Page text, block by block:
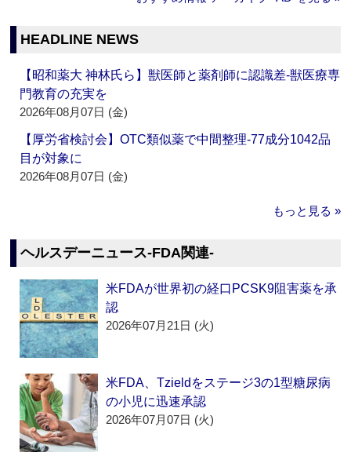
HEADLINE NEWS
【昭和薬大 神林氏ら】獣医師と薬剤師に認識差‐獣医療専
門教育の充実を
2026年08月07日 (金)
【厚労省検討会】OTC類似薬で中間整理‐77成分1042品
目が対象に
2026年08月07日 (金)
もっと見る »
ヘルスデーニュース‐FDA関連‐
米FDAが世界初の経口PCSK9阻害薬を承
認
2026年07月21日 (火)
米FDA、Tzieldをステージ3の1型糖尿病
の小児に迅速承認
2026年07月07日 (火)